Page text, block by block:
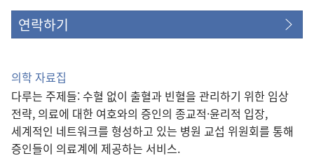
연락하기
의학 자료집
다루는 주제들: 수혈 없이 출혈과 빈혈을 관리하기 위한 임상
전략, 의료에 대한 여호와의 증인의 종교적·윤리적 입장,
세계적인 네트워크를 형성하고 있는 병원 교섭 위원회를 통해
증인들이 의료계에 제공하는 서비스.